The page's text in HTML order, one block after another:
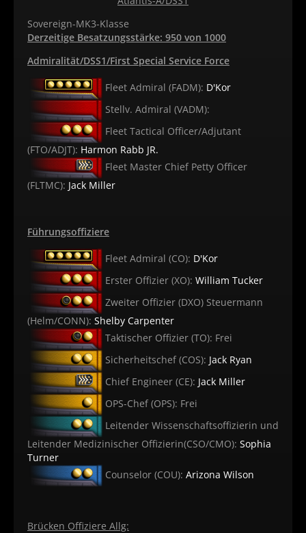
Sovereign-MK3-Klasse
Derzeitige Besatzungsstärke: 950 von 1000
Admiralität/DSS1/First Special Service Force
Fleet Admiral (FADM): D'Kor
Stellv. Admiral (VADM):
Fleet Tactical Officer/Adjutant
(FTO/ADJT): Harmon Rabb JR.
Fleet Master Chief Petty Officer
(FLTMC): Jack Miller
Führungsoffiziere
Fleet Admiral (CO): D'Kor
Erster Offizier (XO): William Tucker
Zweiter Offizier (DXO) Steuermann
(Helm/CONN): Shelby Carpenter
Taktischer Offizier (TO): Frei
Sicherheitschef (COS): Jack Ryan
Chief Engineer (CE): Jack Miller
OPS-Chef (OPS): Frei
Leitender Wissenschaftsoffizierin und
Leitender Medizinischer Offizierin(CSO/CMO): Sophia
Turner
Counselor (COU): Arizona Wilson
Brücken Offiziere Allg: